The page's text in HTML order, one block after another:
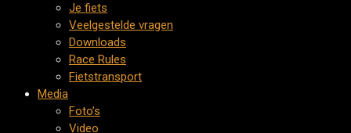
Je fiets
Veelgestelde vragen
Downloads
Race Rules
Fietstransport
Media
Foto’s
Video